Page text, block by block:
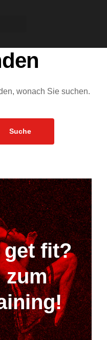
wonach Sie suchen.
get fit?
zum